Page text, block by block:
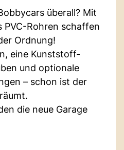
überall? Mit
PVC-Rohren schaffen
Ordnung!
eine Kunststoff-
und optionale
– schon ist der
die neue Garage